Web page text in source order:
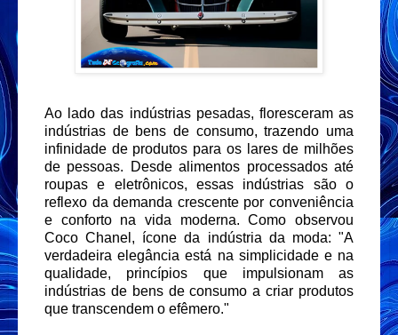
Ao lado das indústrias pesadas, floresceram as
indústrias de bens de consumo, trazendo uma
infinidade de produtos para os lares de milhões
de pessoas. Desde alimentos processados até
roupas e eletrônicos, essas indústrias são o
reflexo da demanda crescente por conveniência
e conforto na vida moderna. Como observou
Coco Chanel, ícone da indústria da moda: "A
verdadeira elegância está na simplicidade e na
qualidade, princípios que impulsionam as
indústrias de bens de consumo a criar produtos
que transcendem o efêmero."